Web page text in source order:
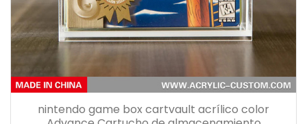
nintendo game box cartvault acrílico color